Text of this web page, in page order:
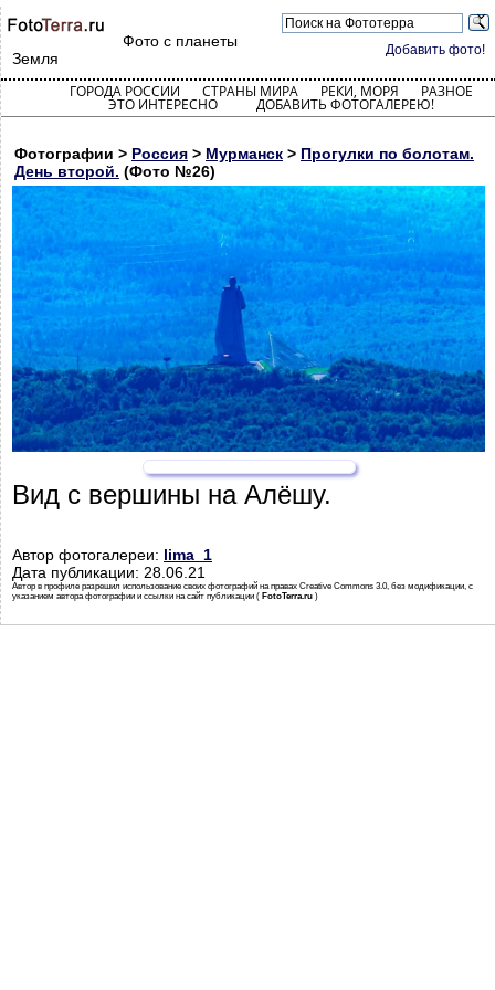
Добавить фото!
Фото с планеты
Земля
ГОРОДА РОССИИ СТРАНЫ МИРА РЕКИ, МОРЯ РАЗНОЕ
ЭТО ИНТЕРЕСНО ДОБАВИТЬ ФОТОГАЛЕРЕЮ!
Фотографии > Россия > Мурманск > Прогулки по болотам.
День второй. (Фото №26)
Вид с вершины на Алёшу.
Автор фотогалереи: lima_1
Дата публикации: 28.06.21
Автор в профиле разрешил использование своих фотографий на правах Creative Commons 3.0, без модификации, с
указанием автора фотографии и ссылки на сайт публикации ( FotoTerra.ru )